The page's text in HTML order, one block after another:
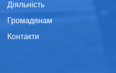
Діяльність
Громадянам
Контакти